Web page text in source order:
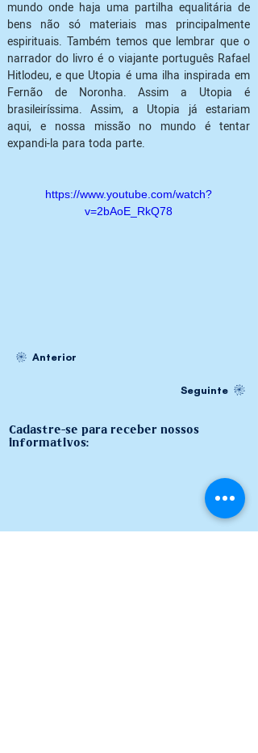
mundo onde haja uma partilha equalitária de
bens não só materiais mas principalmente
espirituais. Também temos que lembrar que o
narrador do livro é o viajante português Rafael
Hitlodeu, e que Utopia é uma ilha inspirada em
Fernão de Noronha. Assim a Utopia é
brasileiríssima. Assim, a Utopia já estariam
aqui, e nossa missão no mundo é tentar
expandi-la para toda parte.
https://www.youtube.com/watch?
v=2bAoE_RkQ78
Anterior
Seguinte
Cadastre-se para receber nossos
informativos: